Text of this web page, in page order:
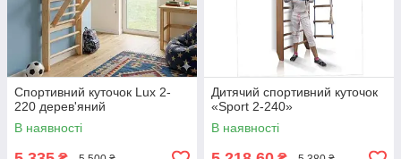
Спортивний куточок Lux 2-
220 дерев'яний
В наявності
Дитячий спортивний куточок
«Sport 2-240»
В наявності